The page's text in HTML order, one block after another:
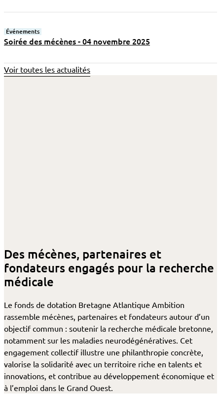
Événements
Soirée des mécènes - 04 novembre 2025
Voir toutes les actualités
Des mécènes, partenaires et
fondateurs engagés pour la recherche
médicale
Le fonds de dotation Bretagne Atlantique Ambition
rassemble mécènes, partenaires et fondateurs autour d’un
objectif commun : soutenir la recherche médicale bretonne,
notamment sur les maladies neurodégénératives. Cet
engagement collectif illustre une philanthropie concrète,
valorise la solidarité avec un territoire riche en talents et
innovations, et contribue au développement économique et
à l’emploi dans le Grand Ouest.